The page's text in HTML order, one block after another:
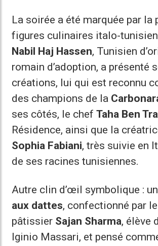
La soirée a été marquée par la
figures culinaires italo-
Nabil Haj Hassen, Tunisien
romain d’adoption, a présenté
créations, lui qui est reconnu
des champions de la
ses côtés, le chefTaha Ben
Résidence, ainsi que la
Sophia Fabiani, très suivie en
de ses racines tunisiennes.
Autre clin d’œil symbolique : un
aux dattes, confectionné par
pâtissier Sajan Sharma, élève
Iginio Massari, et pensé